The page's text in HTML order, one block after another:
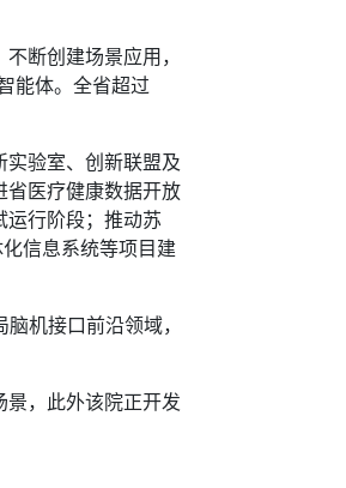
断创建场景应用，
能体。全省超过
验室、创新联盟及
省医疗健康数据开放
行阶段；推动苏
信息系统等项目建
机接口前沿领域，
，此外该院正开发